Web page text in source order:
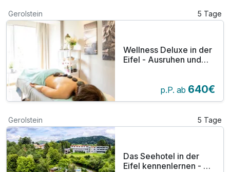
Gerolstein 5 Tage
Wellness Deluxe in der
Eifel - Ausruhen und
p.P. ab 640€
Gerolstein 5 Tage
Das Seehotel in der
Eifel kennenlernen - 5